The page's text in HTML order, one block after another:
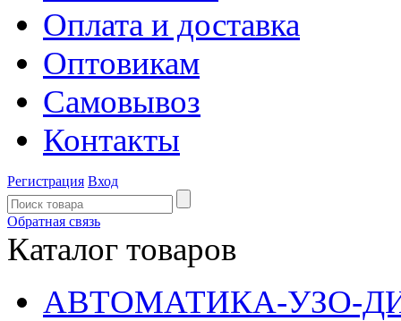
Оплата и доставка
Оптовикам
Самовывоз
Контакты
Регистрация Вход
Обратная связь
Каталог товаров
АВТОМАТИКА-УЗО-